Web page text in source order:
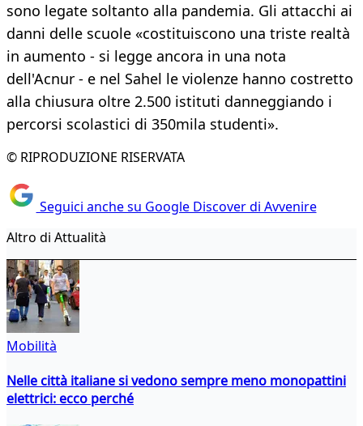
sono legate soltanto alla pandemia. Gli attacchi ai
danni delle scuole «costituiscono una triste realtà
in aumento - si legge ancora in una nota
dell'Acnur - e nel Sahel le violenze hanno costretto
alla chiusura oltre 2.500 istituti danneggiando i
percorsi scolastici di 350mila studenti».
© RIPRODUZIONE RISERVATA
Seguici anche su Google Discover di Avvenire
Altro di Attualità
Mobilità
Nelle città italiane si vedono sempre meno monopattini
elettrici: ecco perché